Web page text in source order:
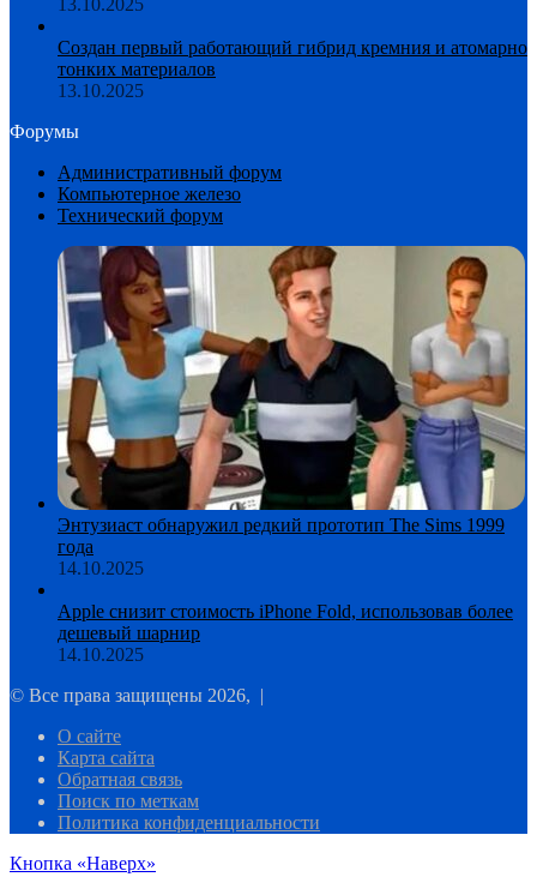
Создан первый работающий гибрид кремния и атомарно
тонких материалов
13.10.2025
Форумы
Административный форум
Компьютерное железо
Технический форум
Энтузиаст обнаружил редкий прототип The Sims 1999
года
14.10.2025
Apple снизит стоимость iPhone Fold, использовав более
дешевый шарнир
14.10.2025
© Все права защищены 2026, |
О сайте
Карта сайта
Обратная связь
Поиск по меткам
Политика конфиденциальности
Кнопка «Наверх»